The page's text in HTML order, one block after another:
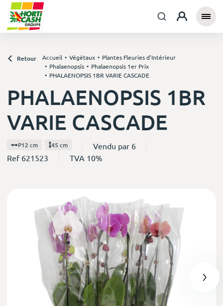
Retour Accueil Végétaux
Plantes Fleuries d'Intérieur
Phalaenopsis
Phalaenopsis 1er Prix
PHALAENOPSIS 1BR VARIE CASCADE
PHALAENOPSIS 1BR
VARIE CASCADE
P12 cm 45 cm
Vendu par 6
Ref 621523
TVA 10%